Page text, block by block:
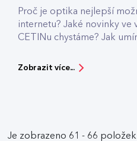
Proč je optika nejlepší
internetu? Jaké novinky ve
CETINu chystáme? Jak
Zobrazit více...
Je zobrazeno 61 - 66